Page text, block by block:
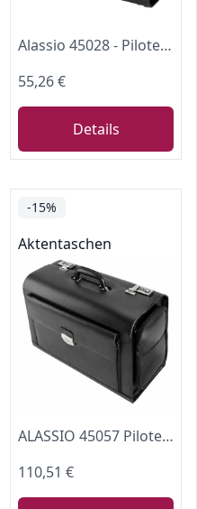
Alassio 45028 - Pilotenkoffer GENOVA, aus strapazierfähigem Lederimitat, ca. 46 x 35 x 20,5 cm, schwarz
55,26 €
Details
-15%
Aktentaschen
ALASSIO 45057 Pilotenkoffer Verona Leder Aktenkoffer 17 Zoll Laptopfach
110,51 €